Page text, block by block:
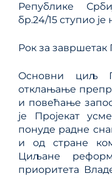
Републике
бр.24/15 ступио је
Рок за завршетак
Oснoвни циљ
отклањање
и повећање
је Пројекат
понуде радне
и од стране
Циљане
приоритета